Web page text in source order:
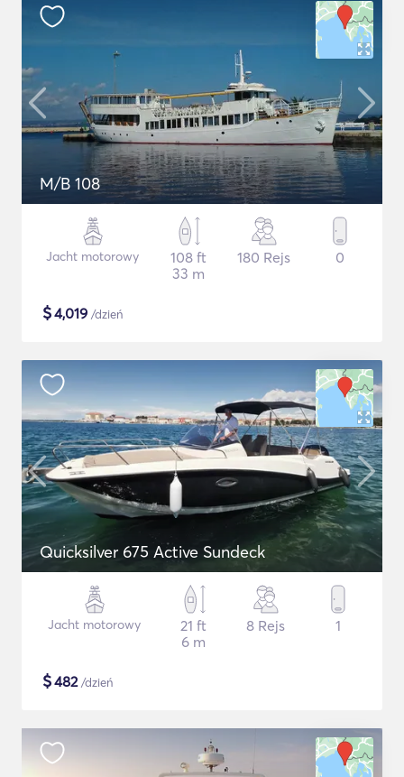
M/B 108
Jacht motorowy
108 ft
33 m
180 Rejs 0
$4,019 /dzień
Quicksilver 675 Active Sundeck
Jacht motorowy
21 ft
6 m
8 Rejs 1
$482/dzień